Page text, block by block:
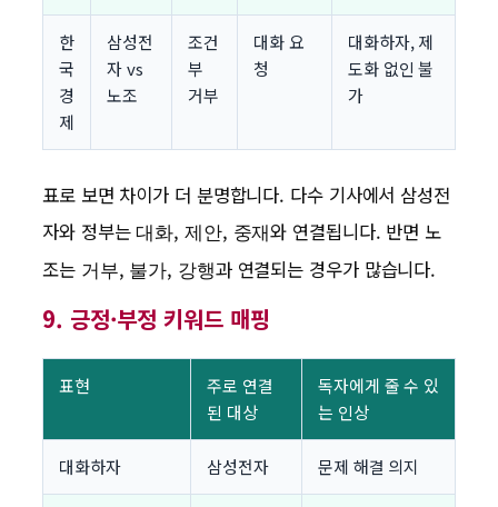
한
국
경
제
삼성전
자 vs
노조
조건
부
거부
대화 요
청
대화하자, 제
도화 없인 불
가
표로 보면 차이가 더 분명합니다. 다수 기사에서 삼성전
자와 정부는대화, 제안, 중재와 연결됩니다. 반면 노
조는 거부, 불가, 강행과 연결되는 경우가 많습니다.
9. 긍정·부정 키워드 매핑
표현
주로 연결
된 대상
독자에게 줄 수 있
는 인상
대화하자 삼성전자 문제 해결 의지